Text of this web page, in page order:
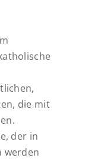
die mit
der in
werden